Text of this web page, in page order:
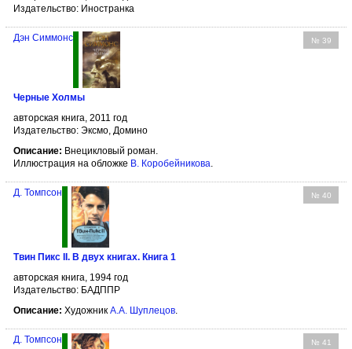
Издательство: Иностранка
№ 39
Дэн Симмонс
Черные Холмы
авторская книга, 2011 год
Издательство: Эксмо, Домино
Описание: Внецикловый роман.
Иллюстрация на обложке В. Коробейникова.
№ 40
Д. Томпсон
Твин Пикс II. В двух книгах. Книга 1
авторская книга, 1994 год
Издательство: БАДППР
Описание: Художник А.А. Шуплецов
№ 41
Д. Томпсон